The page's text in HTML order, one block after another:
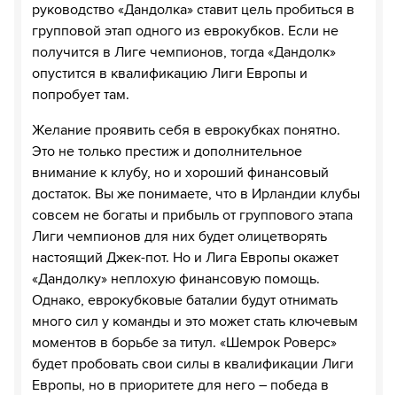
руководство «Дандолка» ставит цель пробиться в
групповой этап одного из еврокубков. Если не
получится в Лиге чемпионов, тогда «Дандолк»
опустится в квалификацию Лиги Европы и
попробует там.
Желание проявить себя в еврокубках понятно.
Это не только престиж и дополнительное
внимание к клубу, но и хороший финансовый
достаток. Вы же понимаете, что в Ирландии клубы
совсем не богаты и прибыль от группового этапа
Лиги чемпионов для них будет олицетворять
настоящий Джек-пот. Но и Лига Европы окажет
«Дандолку» неплохую финансовую помощь.
Однако, еврокубковые баталии будут отнимать
много сил у команды и это может стать ключевым
моментов в борьбе за титул. «Шемрок Роверс»
будет пробовать свои силы в квалификации Лиги
Европы, но в приоритете для него – победа в